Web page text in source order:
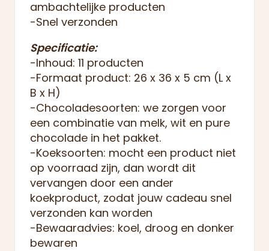
ambachtelijke producten
-Snel verzonden
Specificatie:
-Inhoud: 11 producten
-Formaat product: 26 x 36 x 5 cm (L x
B x H)
-Chocoladesoorten: we zorgen voor
een combinatie van melk, wit en pure
chocolade in het pakket.
-Koeksoorten: mocht een product niet
op voorraad zijn, dan wordt dit
vervangen door een ander
koekproduct, zodat jouw cadeau snel
verzonden kan worden
-Bewaaradvies: koel, droog en donker
bewaren